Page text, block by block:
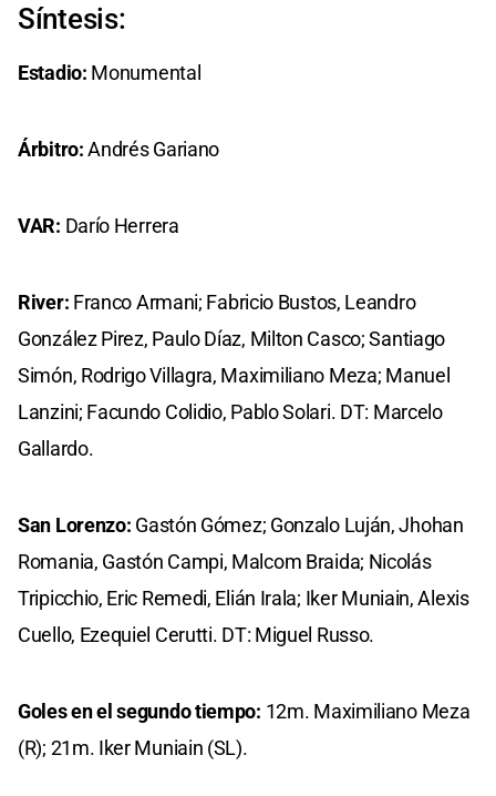
Síntesis:
Estadio: Monumental
Árbitro:Andrés Gariano
VAR: Darío Herrera
River: Franco Armani; Fabricio Bustos, Leandro
González Pirez, Paulo Díaz, Milton Casco; Santiago
Simón, Rodrigo Villagra, Maximiliano Meza; Manuel
Lanzini; Facundo Colidio, Pablo Solari. DT: Marcelo
Gallardo.
San Lorenzo: Gastón Gómez; Gonzalo Luján, Jhohan
Romania, Gastón Campi, Malcom Braida; Nicolás
Tripicchio, Eric Remedi, Elián Irala; Iker Muniain, Alexis
Cuello, Ezequiel Cerutti. DT: Miguel Russo.
Goles en el segundo tiempo: 12m. Maximiliano Meza
(R); 21m. Iker Muniain (SL).